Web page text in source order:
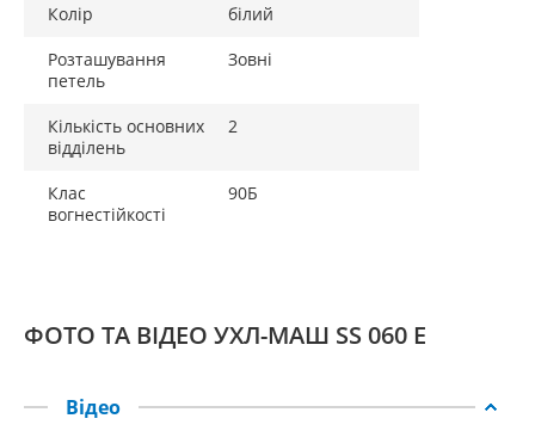
Колір
білий
Розташування
петель
Зовні
Кількість основних
відділень
2
Клас
вогнестійкості
90Б
ФОТО ТА ВІДЕО УХЛ-МАШ SS 060 E
Відео